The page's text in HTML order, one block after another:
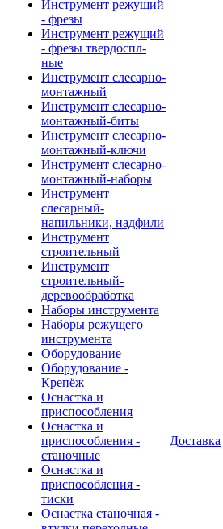
Инструмент режущий
- фрезы
Инструмент режущий
- фрезы твердоспл-
ные
Инструмент слесарно-
монтажный
Инструмент слесарно-
монтажный-биты
Инструмент слесарно-
монтажный-ключи
Инструмент слесарно-
монтажный-наборы
Инструмент
слесарный-
напильники, надфили
Инструмент
строительный
Инструмент
строительный-
деревообработка
Наборы инструмента
Наборы режущего
инструмента
Оборудование
Оборудование -
Крепёж
Оснастка и
приспособления
Оснастка и
приспособления -
станочные
Оснастка и
приспособления -
тиски
Оснастка станочная -
Доставка